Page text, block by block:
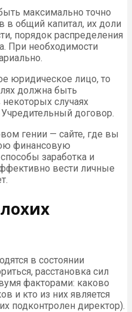
максимально точно
в общий капитал, их доли
порядок распределения
При необходимости
юридическое лицо, то
должна быть
случаях
договор.
гении — сайте, где вы
финансовую
заработка и
вести личные
в состоянии
расстановка сил
факторами: каково
и кто из них является
подконтролен директор).